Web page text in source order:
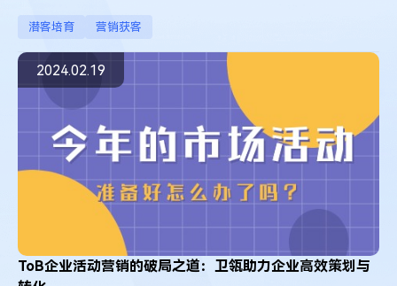
潜客培育 营销获客
2024.02.19
ToB企业活动营销的破局之道：卫瓴助力企业高效策划与